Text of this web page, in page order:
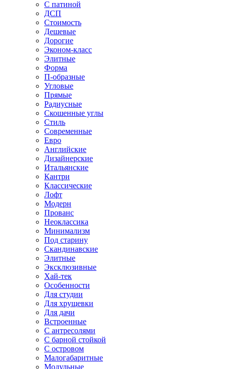
С патиной
ДСП
Стоимость
Дешевые
Дорогие
Эконом-класс
Элитные
Форма
П-образные
Угловые
Прямые
Радиусные
Скошенные углы
Стиль
Современные
Евро
Английские
Дизайнерские
Итальянские
Кантри
Классические
Лофт
Модерн
Прованс
Неоклассика
Минимализм
Под старину
Скандинавские
Элитные
Эксклюзивные
Хай-тек
Особенности
Для студии
Для хрущевки
Для дачи
Встроенные
С антресолями
С барной стойкой
С островом
Малогабаритные
Модульные